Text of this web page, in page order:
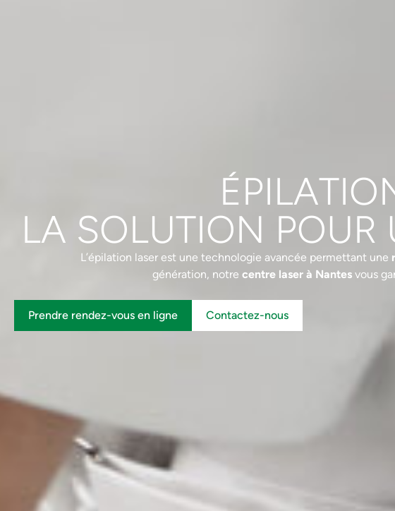
LA SOLUTION POUR
L’épilation laser est une technologie avancée permettant une
génération, notre centre laser à Nantesvous
Prendre rendez-vous en ligne Contactez-nous